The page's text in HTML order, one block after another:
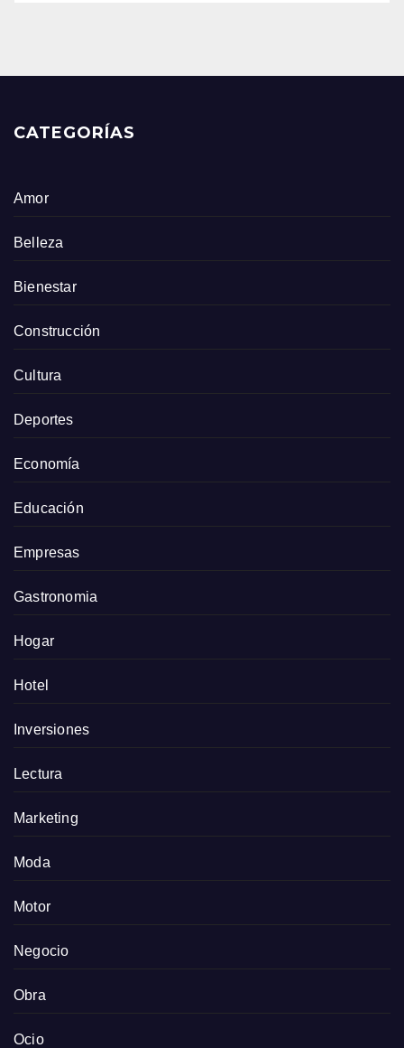
CATEGORÍAS
Amor
Belleza
Bienestar
Construcción
Cultura
Deportes
Economía
Educación
Empresas
Gastronomia
Hogar
Hotel
Inversiones
Lectura
Marketing
Moda
Motor
Negocio
Obra
Ocio